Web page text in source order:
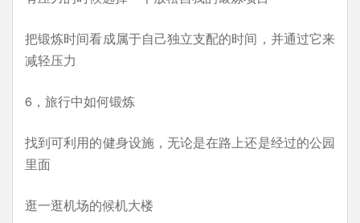
把锻炼时间看成属于自己独立支配的时间，并通过它来
减轻压力
6，旅行中如何锻炼
找到可利用的健身设施，无论是在路上还是经过的公园
里面
逛一逛机场的候机大楼